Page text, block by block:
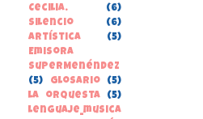
Cecilia.
(6)
Silencio
(6)
Artística
(5)
Emisora
SuperMenéndez
(5)
Glosario
(5)
la orquesta
(5)
lenguaje_musica